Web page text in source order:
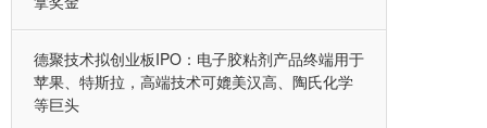
德聚技术拟创业板IPO：电子胶粘剂产品终端用于
苹果、特斯拉，高端技术可媲美汉高、陶氏化学
等巨头